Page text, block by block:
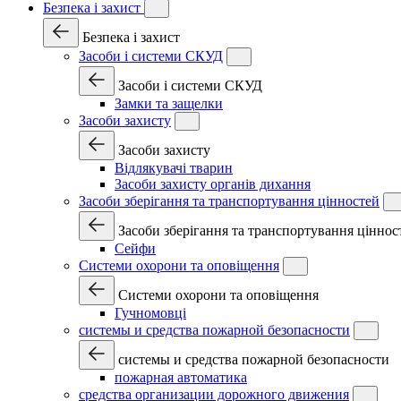
Безпека і захист
Безпека і захист
Засоби і системи СКУД
Засоби і системи СКУД
Замки та защелки
Засоби захисту
Засоби захисту
Відлякувачі тварин
Засоби захисту органів дихання
Засоби зберігання та транспортування цінностей
Засоби зберігання та транспортування
Сейфи
Системи охорони та оповіщення
Системи охорони та оповіщення
Гучномовці
системы и средства пожарной безопасности
системы и средства пожарной безопасности
пожарная автоматика
средства организации дорожного движения